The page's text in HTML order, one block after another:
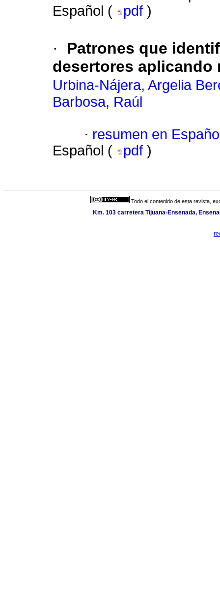
Español (
pdf )
·
Patrones que
desertores aplicando
Urbina-Nájera, Argelia
Barbosa, Raúl
· resumen en
Español (
pdf )
Todo el contenido de esta revista,
Km. 103 carretera Tijuana-Ensenada,